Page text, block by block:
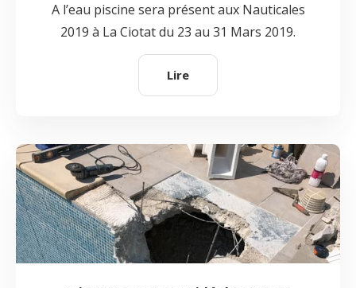
A l’eau piscine sera présent aux Nauticales
2019 à La Ciotat du 23 au 31 Mars 2019.
Lire